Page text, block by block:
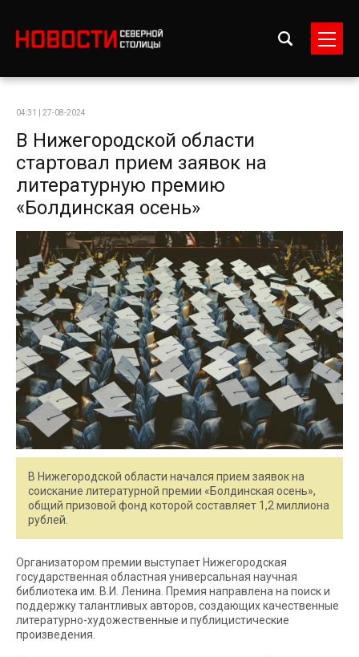
04:31 | 27-08-2024
В Нижегородской области
стартовал прием заявок на
литературную премию
«Болдинская осень»
В Нижегородской области начался прием заявок на
соискание литературной премии «Болдинская осень»,
общий призовой фонд которой составляет 1,2 миллиона
рублей.
Организатором премии выступает Нижегородская
государственная областная универсальная научная
библиотека им. В.И. Ленина. Премия направлена на поиск и
поддержку талантливых авторов, создающих качественные
литературно-художественные и публицистические
произведения.